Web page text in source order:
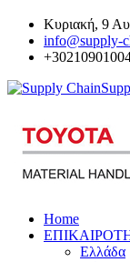
Κυριακή, 9
info@supply-
Home
Ελλάδα